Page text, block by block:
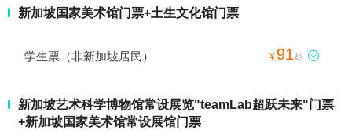
新加坡国家美术馆门票+土生文化馆门票
学生票（非新加坡居民） ¥ 91 起 
新加坡艺术科学博物馆常设展览"teamLab超跃未来"门票
+新加坡国家美术馆常设展馆门票